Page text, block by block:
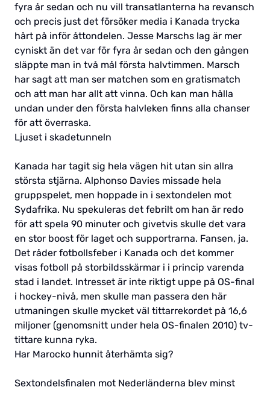
fyra år sedan och nu vill transatlanterna ha revansch
och precis just det försöker media i Kanada trycka
hårt på inför åttondelen. Jesse Marschs lag är mer
cyniskt än det var för fyra år sedan och den gången
släppte man in två mål första halvtimmen. Marsch
har sagt att man ser matchen som en gratismatch
och att man har allt att vinna. Och kan man hålla
undan under den första halvleken finns alla chanser
för att överraska.
Ljuset i skadetunneln
Kanada har tagit sig hela vägen hit utan sin allra
största stjärna. Alphonso Davies missade hela
gruppspelet, men hoppade in i sextondelen mot
Sydafrika. Nu spekuleras det febrilt om han är redo
för att spela 90 minuter och givetvis skulle det vara
en stor boost för laget och supportrarna. Fansen, ja.
Det råder fotbollsfeber i Kanada och det kommer
visas fotboll på storbildsskärmar i i princip varenda
stad i landet. Intresset är inte riktigt uppe på OS-final
i hockey-nivå, men skulle man passera den här
utmaningen skulle mycket väl tittarrekordet på 16,6
miljoner (genomsnitt under hela OS-finalen 2010) tv-
tittare kunna ryka.
Har Marocko hunnit återhämta sig?
Sextondelsfinalen mot Nederländerna blev minst